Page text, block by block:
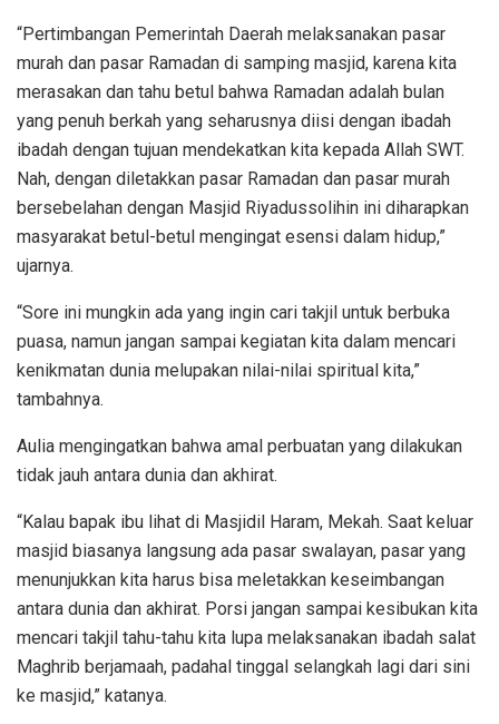
“Pertimbangan Pemerintah Daerah melaksanakan pasar
murah dan pasar Ramadan di samping masjid, karena kita
merasakan dan tahu betul bahwa Ramadan adalah bulan
yang penuh berkah yang seharusnya diisi dengan ibadah
ibadah dengan tujuan mendekatkan kita kepada Allah SWT.
Nah, dengan diletakkan pasar Ramadan dan pasar murah
bersebelahan dengan Masjid Riyadussolihin ini diharapkan
masyarakat betul-betul mengingat esensi dalam hidup,”
ujarnya.
“Sore ini mungkin ada yang ingin cari takjil untuk berbuka
puasa, namun jangan sampai kegiatan kita dalam mencari
kenikmatan dunia melupakan nilai-nilai spiritual kita,”
tambahnya.
Aulia mengingatkan bahwa amal perbuatan yang dilakukan
tidak jauh antara dunia dan akhirat.
“Kalau bapak ibu lihat di Masjidil Haram, Mekah. Saat keluar
masjid biasanya langsung ada pasar swalayan, pasar yang
menunjukkan kita harus bisa meletakkan keseimbangan
antara dunia dan akhirat. Porsi jangan sampai kesibukan kita
mencari takjil tahu-tahu kita lupa melaksanakan ibadah salat
Maghrib berjamaah, padahal tinggal selangkah lagi dari sini
ke masjid,” katanya.